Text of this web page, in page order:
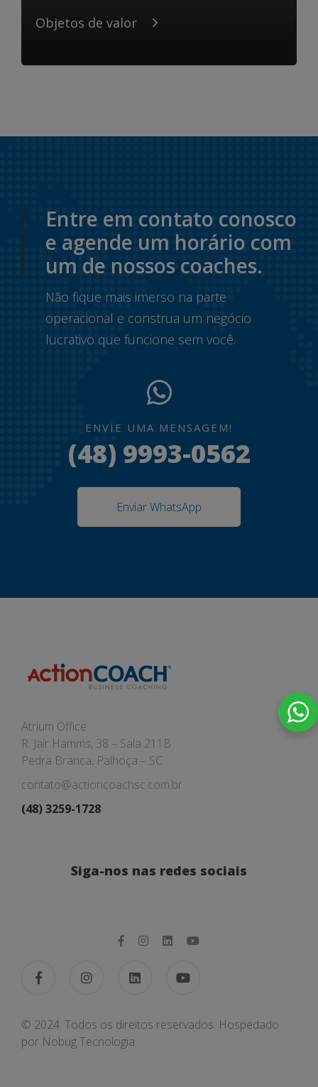
Objetos de valor
Entre em contato conosco
e agende um horário com
um de nossos coaches.
Não fique mais imerso na parte
operacional e construa um negócio
lucrativo que funcione sem você.
ENVIE UMA MENSAGEM!
(48) 9993-0562
Enviar WhatsApp
Atrium Office
R. Jair Hamms, 38 – Sala 211B
Pedra Branca, Palhoça – SC
contato@actioncoachsc.com.br
(48) 3259-1728
Siga-nos nas redes sociais
© 2024. Todos os direitos reservados. Hospedado
por Nobug Tecnologia.